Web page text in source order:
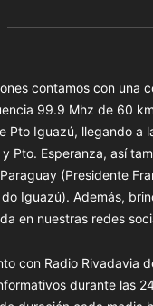
contamos con una
99.9 Mhz de 60
Pto Iguazú, llegando a
Pto. Esperanza, así
(Presidente
Iguazú). Además,
en nuestras redes
con Radio Rivadavia
durante las